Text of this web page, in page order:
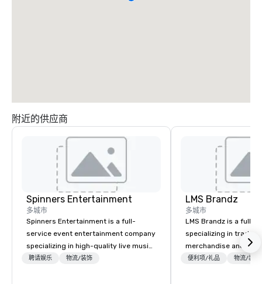
附近的供应商
Spinners Entertainment
多城市
Spinners Entertainment is a full-
service event entertainment company
specializing in high-quality live music,
DJs, Band/DJ Hybrids and immersive
聘请娱乐 物流/装饰
LMS Brandz
多城市
LMS Brandz is a full-
specializing in trade
merchandise and
booth giveaways and
便利项/礼品 物流/装饰